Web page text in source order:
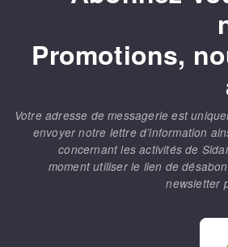
Promotions,
Votre adresse de messagerie est
envoyer notre lettre d’information
concernant les activités de
moment utiliser le lien de
newsletter